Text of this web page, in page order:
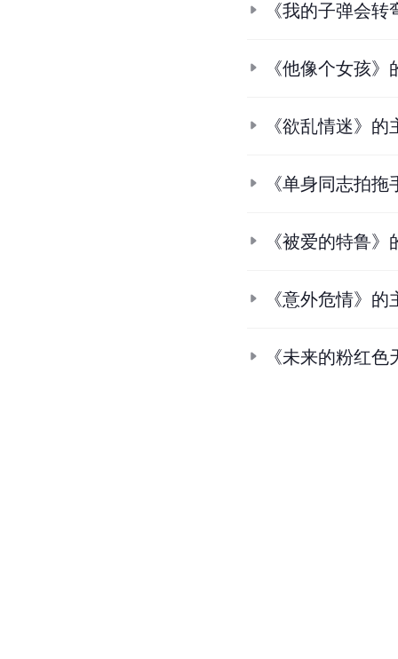
《我的子弹会
《他像个女孩
《欲乱情迷》的
《单身同志拍
《被爱的特鲁
《意外危情》的
《未来的粉红